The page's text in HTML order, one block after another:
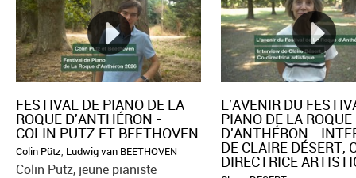
FESTIVAL DE PIANO DE LA
ROQUE D'ANTHÉRON -
COLIN PÜTZ ET BEETHOVEN
Colin Pütz, Ludwig van BEETHOVEN
Colin Pütz, jeune pianiste
L'AVENIR DU
PIANO DE LA ROQUE
D'ANTHÉRON -
DE CLAIRE DÉSERT,
DIRECTRICE